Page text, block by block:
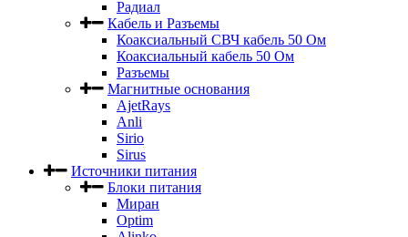
Радиал
Кабель и Разъемы
Коаксиальный СВЧ кабель 50 Ом
Коаксиальный кабель 50 Ом
Разъемы
Магнитные основания
AjetRays
Anli
Sirio
Sirus
Источники питания
Блоки питания
Миран
Optim